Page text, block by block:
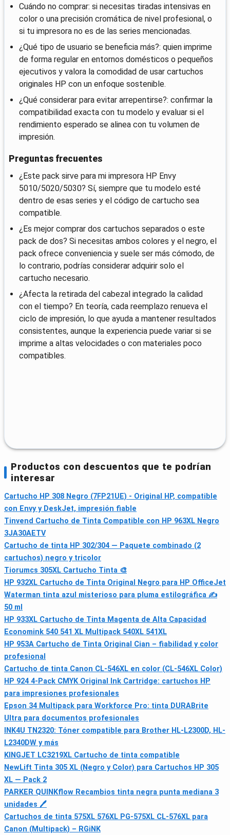
Cuándo no comprar: si necesitas tiradas intensivas en
color o una precisión cromática de nivel profesional, o
si tu impresora no es de las series mencionadas.
¿Qué tipo de usuario se beneficia más?: quien imprime
de forma regular en entornos domésticos o pequeños
ejecutivos y valora la comodidad de usar cartuchos
originales HP con un enfoque sostenible.
¿Qué considerar para evitar arrepentirse?: confirmar la
compatibilidad exacta con tu modelo y evaluar si el
rendimiento esperado se alinea con tu volumen de
impresión.
Preguntas frecuentes
¿Este pack sirve para mi impresora HP Envy
5010/5020/5030? Sí, siempre que tu modelo esté
dentro de esas series y el código de cartucho sea
compatible.
¿Es mejor comprar dos cartuchos separados o este
pack de dos? Si necesitas ambos colores y el negro, el
pack ofrece conveniencia y suele ser más cómodo, de
lo contrario, podrías considerar adquirir solo el
cartucho necesario.
¿Afecta la retirada del cabezal integrado la calidad
con el tiempo? En teoría, cada reemplazo renueva el
ciclo de impresión, lo que ayuda a mantener resultados
consistentes, aunque la experiencia puede variar si se
imprime a altas velocidades o con materiales poco
compatibles.
Productos con descuentos que te podrían
interesar
Cartucho HP 308 Negro (7FP21UE) - Original HP, compatible
con Envy y DeskJet, impresión fiable
Tinvend Cartucho de Tinta Compatible con HP 963XL Negro
3JA30AETV
Cartucho de tinta HP 302/304 — Paquete combinado (2
cartuchos) negro y tricolor
Tiorumcs 305XL Cartucho Tinta 🎨
HP 932XL Cartucho de Tinta Original Negro para HP OfficeJet
Waterman tinta azul misterioso para pluma estilográfica ✍️
50 ml
HP 933XL Cartucho de Tinta Magenta de Alta Capacidad
Economink 540 541 XL Multipack 540XL 541XL
HP 953A Cartucho de Tinta Original Cian – fiabilidad y color
profesional
Cartucho de tinta Canon CL-546XL en color (CL-546XL Color)
HP 924 4-Pack CMYK Original Ink Cartridge: cartuchos HP
para impresiones profesionales
Epson 34 Multipack para Workforce Pro: tinta DURABrite
Ultra para documentos profesionales
INK4U TN2320: Tóner compatible para Brother HL-L2300D, HL-
L2340DW y más
KINGJET LC3219XL Cartucho de tinta compatible
NewLift Tinta 305 XL (Negro y Color) para Cartuchos HP 305
XL — Pack 2
PARKER QUINKflow Recambios tinta negra punta mediana 3
unidades 🖊
Cartuchos de tinta 575XL 576XL PG-575XL CL-576XL para
Canon (Multipack) – RGiNK